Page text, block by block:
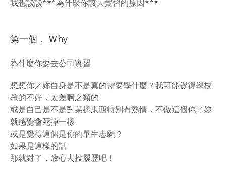
我想談談***為什麼你該去實習的原因***
第一個， Why
為什麼你要去公司實習
想想你／妳自身是不是真的需要學什麼？我可能覺得學校
教的不好，太差啊之類的
或是自己是不是對某樣東西特別有熱情，不做這個你／妳
就感覺會死掉一樣
或是覺得這個是你的畢生志願？
如果是這樣的話
那就對了，放心去投履歷吧！